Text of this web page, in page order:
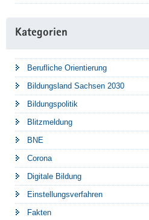
Kategorien
Berufliche Orientierung
Bildungsland Sachsen 2030
Bildungspolitik
Blitzmeldung
BNE
Corona
Digitale Bildung
Einstellungsverfahren
Fakten